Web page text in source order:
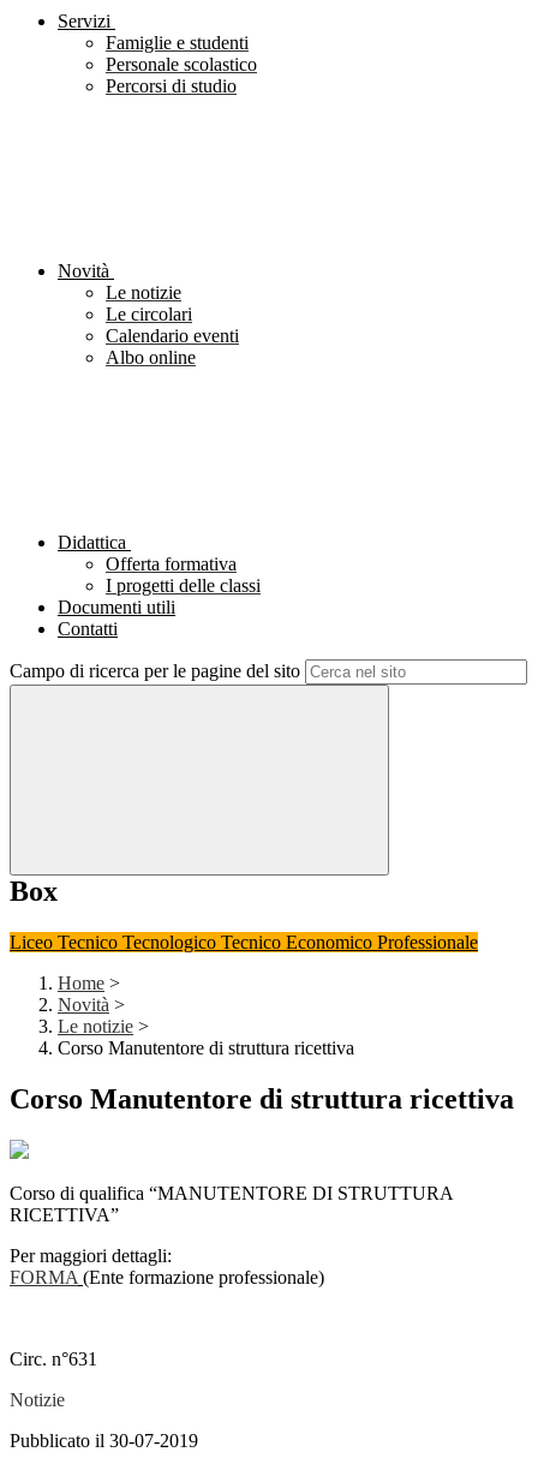
Servizi
Famiglie e studenti
Personale scolastico
Percorsi di studio
Novità
Le notizie
Le circolari
Calendario eventi
Albo online
Didattica
Offerta formativa
I progetti delle classi
Documenti utili
Contatti
Campo di ricerca per le pagine del sito
Box
Liceo Tecnico Tecnologico Tecnico Economico Professionale
Home >
Novità >
Le notizie >
Corso Manutentore di struttura ricettiva
Corso Manutentore di struttura ricettiva
Corso di qualifica “MANUTENTORE DI STRUTTURA
RICETTIVA”
Per maggiori dettagli:
FORMA (Ente formazione professionale)
Circ. n°631
Notizie
Pubblicato il 30-07-2019